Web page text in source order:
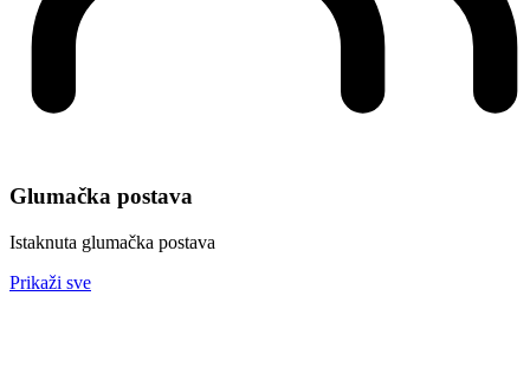
Glumačka postava
Istaknuta glumačka postava
Prikaži sve